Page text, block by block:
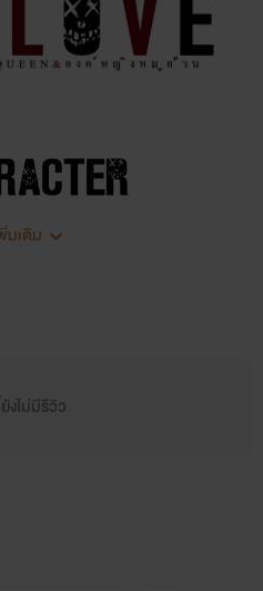
tell them Anything
มเติม
งไม่มีรีวิว